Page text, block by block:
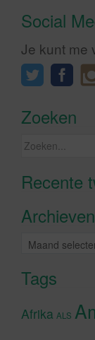
Social
Je kunt me
Zoeken
Zoeken
Recente
Archieven
Archieven
Tags
Afrika ALS